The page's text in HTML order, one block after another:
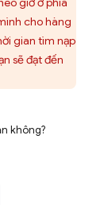
cho hàng
gian tìm nạp
sẽ đạt đến
không?